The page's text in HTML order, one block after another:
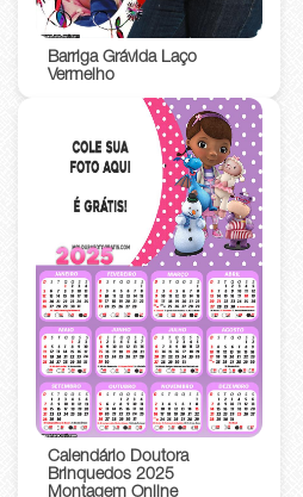
Barriga Grávida Laço
Vermelho
Calendário Doutora
Brinquedos 2025
Montagem Online